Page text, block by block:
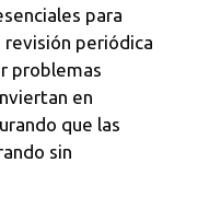
para
revisión periódica
problemas
en
que las
sin